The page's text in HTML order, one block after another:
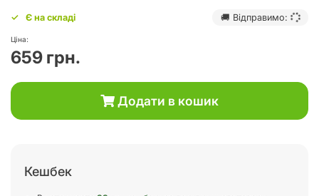
Є на складі 🚚 Відправимо:
Ціна:
659 грн.
Додати в кошик
Кешбек